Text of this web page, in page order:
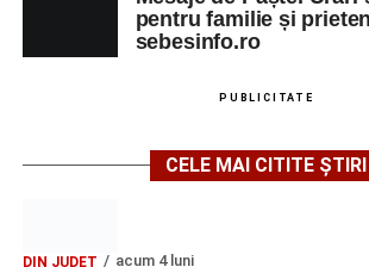
pentru familie și
sebesinfo.ro
PUBLICITATE
CELE MAI CITITE ȘTIRI
DIN JUDEȚ acum 4 luni